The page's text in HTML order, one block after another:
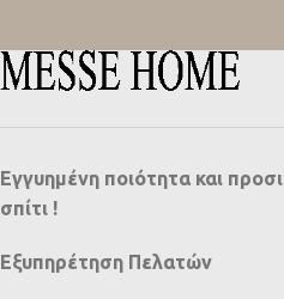
Εγγυημένη ποιότητα και
σπίτι !
Εξυπηρέτηση Πελατών